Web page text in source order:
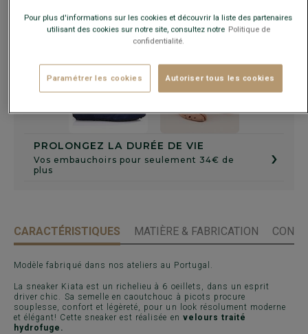
Livré en 24h ouvrées avec Chronopost Express
(commandez avant 14h)
PROLONGEZ LA DURÉE DE VIE
Vos embauchoirs pour seulement 34€ de
plus
›
+
CARACTÉRISTIQUES MATIÈRE & FABRICATION
Modèle fabriqué dans nos ateliers au Portugal.
La sneaker Kiata est un richelieu à 6 oeillets, dans un esprit
driver chic. Sa semelle en caoutchouc à picots procure
souplesse, confort et légèreté, pour un look résolument moderne
et élégant! Cette sneaker est réalisée en velours traité
hydrofuge.
Pour plus d'informations sur les cookies et découvrir la liste des partenaires
utilisant des cookies sur notre site, consultez notre Politique de
confidentialité.
Paramétrer les cookies Autoriser tous les cookies